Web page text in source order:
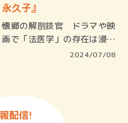
永久子』
懐郷の解剖技官 ドラマや映
画で「法医学」の存在は浸透
2024/07/08
配信!